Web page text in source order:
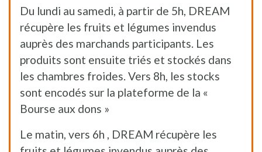
Du lundi au samedi, à partir de 5h, DREAM
récupère les fruits et légumes invendus
auprès des marchands participants. Les
produits sont ensuite triés et stockés dans
les chambres froides. Vers 8h, les stocks
sont encodés sur la plateforme de la «
Bourse aux dons »
Le matin, vers 6h , DREAM récupère les